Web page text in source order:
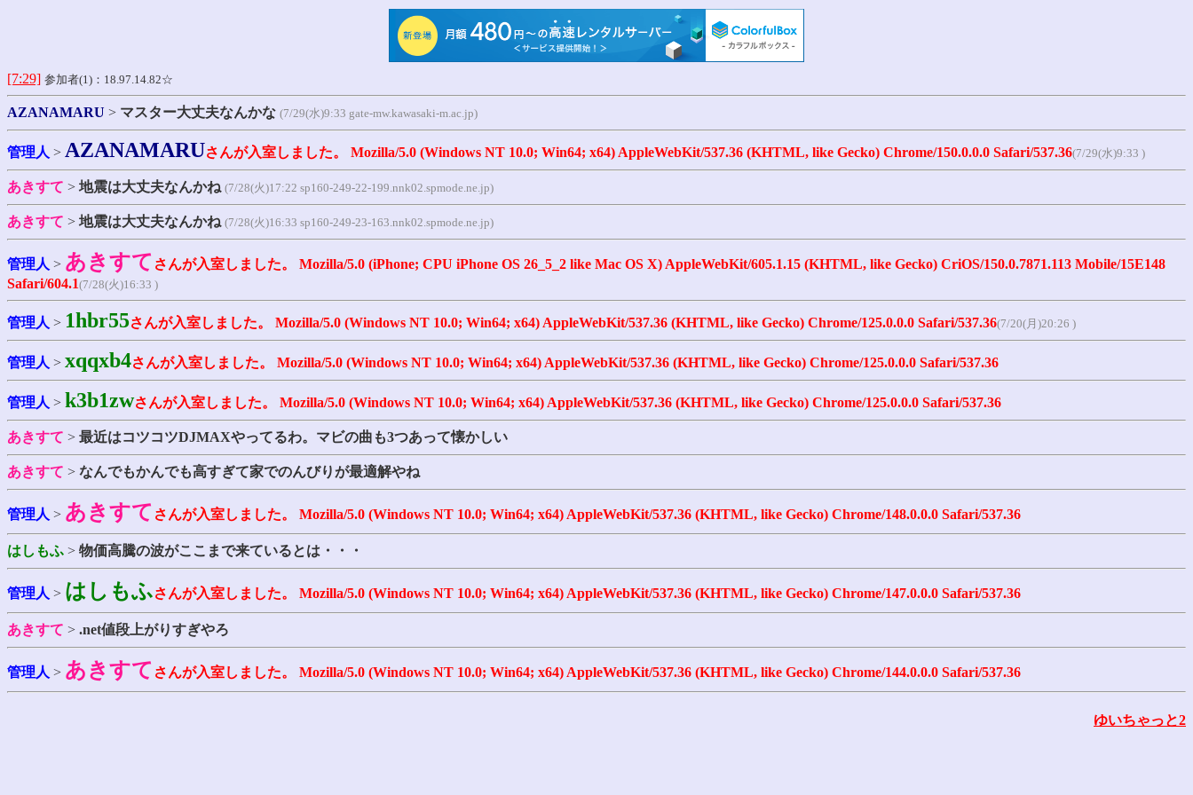
[7:29] 参加者(1)：18.97.14.82☆
AZANAMARU > マスター大丈夫なんかな (7/29(水)9:33 gate-mw.kawasaki-m.ac.jp)
管理人 > AZANAMARUさんが入室しました。 Mozilla/5.0 (Windows NT 10.0; Win64; x64) AppleWebKit/537.36 (KHTML, like Gecko) Chrome/150.0.0.0 Safari/537.36(7/29(水)9:33 )
あきすて > 地震は大丈夫なんかね (7/28(火)17:22 sp160-249-22-199.nnk02.spmode.ne.jp)
あきすて > 地震は大丈夫なんかね (7/28(火)16:33 sp160-249-23-163.nnk02.spmode.ne.jp)
管理人 > あきすて さんが入室しました。
Mozilla/5.0 (iPhone; CPU iPhone OS 26_5_2 like Mac OS X) AppleWebKit/605.1.15 (KHTML, like Gecko) CriOS/150.0.7871.113 Mobile/15E148
Safari/604.1(7/28(火)16:33 )
管理人 > 1hbr55さんが入室しました。 Mozilla/5.0 (Windows NT 10.0; Win64; x64) AppleWebKit/537.36 (KHTML, like Gecko) Chrome/125.0.0.0 Safari/537.36(7/20(月)20:26 )
管理人 > xqqxb4さんが入室しました。 Mozilla/5.0 (Windows NT 10.0; Win64; x64) AppleWebKit/537.36 (KHTML, like Gecko) Chrome/125.0.0.0 Safari/537.36
管理人 > k3b1zwさんが入室しました。 Mozilla/5.0 (Windows NT 10.0; Win64; x64) AppleWebKit/537.36 (KHTML, like Gecko) Chrome/125.0.0.0 Safari/537.36
あきすて > 最近はコツコツDJMAXやってるわ。マビの曲も3つあって懐かしい
あきすて > なんでもかんでも高すぎて家でのんびりが最適解やね
管理人 > あきすて さんが入室しました。 Mozilla/5.0 (Windows NT 10.0; Win64; x64) AppleWebKit/537.36 (KHTML, like Gecko) Chrome/148.0.0.0 Safari/537.36
はしもふ > 物価高騰の波がここまで来ているとは・・・
管理人 > はしもふさんが入室しました。 Mozilla/5.0 (Windows NT 10.0; Win64; x64) AppleWebKit/537.36 (KHTML, like Gecko) Chrome/147.0.0.0 Safari/537.36
あきすて > .net値段上がりすぎやろ
管理人 > あきすて さんが入室しました。 Mozilla/5.0 (Windows NT 10.0; Win64; x64) AppleWebKit/537.36 (KHTML, like Gecko) Chrome/144.0.0.0 Safari/537.36
ゆいちゃっと2